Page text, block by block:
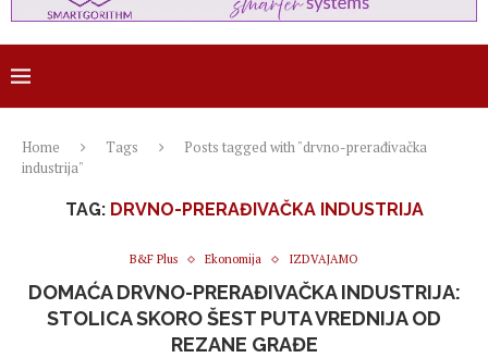
Home Tags
Posts tagged with "drvno-prerađivačka
industrija"
TAG: DRVNO-PRERAĐIVAČKA INDUSTRIJA
B&F Plus Ekonomija IZDVAJAMO
DOMAĆA DRVNO-PRERAĐIVAČKA INDUSTRIJA:
STOLICA SKORO ŠEST PUTA VREDNIJA OD
REZANE GRAĐE